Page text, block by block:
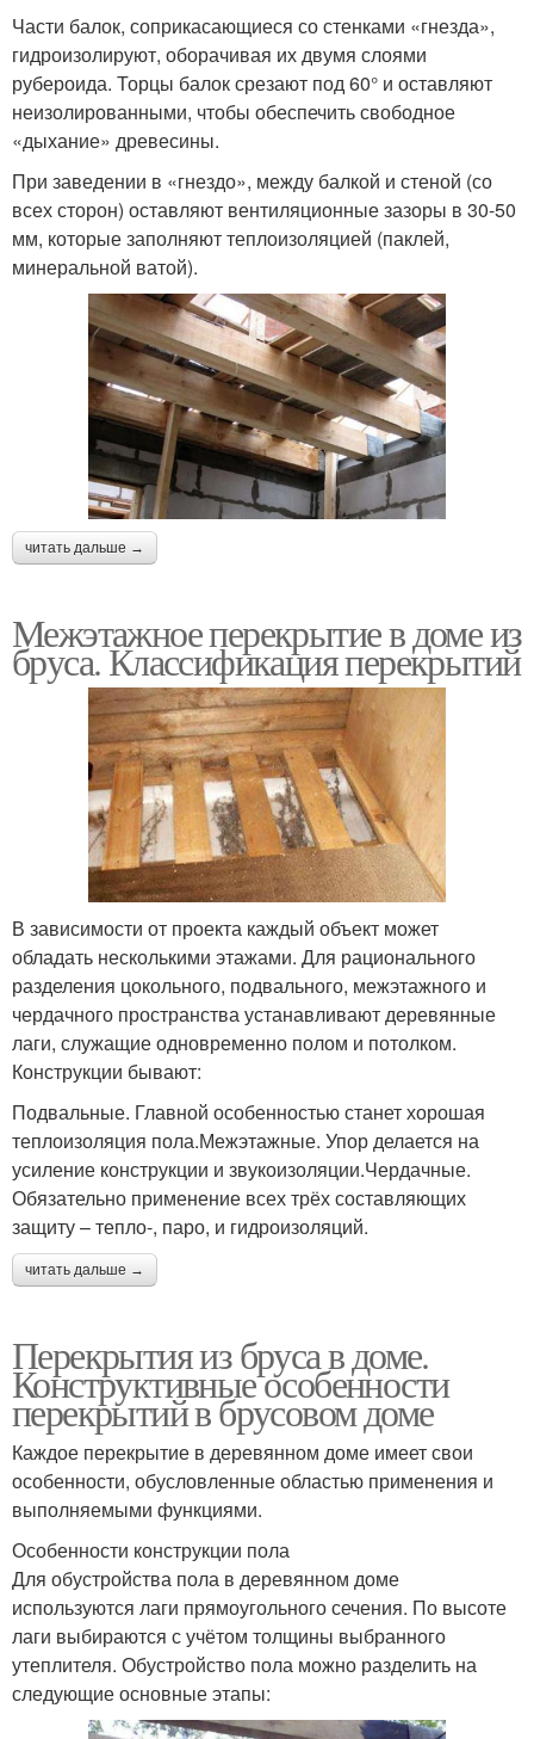
Части балок, соприкасающиеся со стенками «гнезда»,
гидроизолируют, оборачивая их двумя слоями
рубероида. Торцы балок срезают под 60° и оставляют
неизолированными, чтобы обеспечить свободное
«дыхание» древесины.
При заведении в «гнездо», между балкой и стеной (со
всех сторон) оставляют вентиляционные зазоры в 30-50
мм, которые заполняют теплоизоляцией (паклей,
минеральной ватой).
читать дальше →
Межэтажное перекрытие в доме из
бруса. Классификация перекрытий
В зависимости от проекта каждый объект может
обладать несколькими этажами. Для рационального
разделения цокольного, подвального, межэтажного и
чердачного пространства устанавливают деревянные
лаги, служащие одновременно полом и потолком.
Конструкции бывают:
Подвальные. Главной особенностью станет хорошая
теплоизоляция пола.Межэтажные. Упор делается на
усиление конструкции и звукоизоляции.Чердачные.
Обязательно применение всех трёх составляющих
защиту – тепло-, паро, и гидроизоляций.
читать дальше →
Перекрытия из бруса в доме.
Конструктивные особенности
перекрытий в брусовом доме
Каждое перекрытие в деревянном доме имеет свои
особенности, обусловленные областью применения и
выполняемыми функциями.
Особенности конструкции пола
Для обустройства пола в деревянном доме
используются лаги прямоугольного сечения. По высоте
лаги выбираются с учётом толщины выбранного
утеплителя. Обустройство пола можно разделить на
следующие основные этапы: